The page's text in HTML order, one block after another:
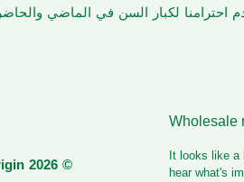
احترامنا لكبار السن في الماضي
© Project Origin 2026